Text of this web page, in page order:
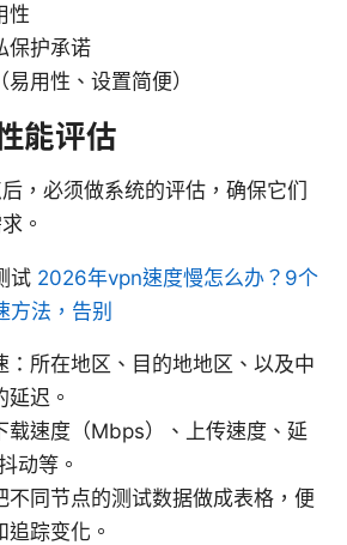
性
保护承诺
用性、设置简便）
能评估
，必须做系统的评估，确保它们
。
试 2026年vpn速度慢怎么办？9个
方法，告别
：所在地区、目的地地区、以及中
延迟。
载速度（Mbps）、上传速度、延
动等。
不同节点的测试数据做成表格，便
追踪变化。